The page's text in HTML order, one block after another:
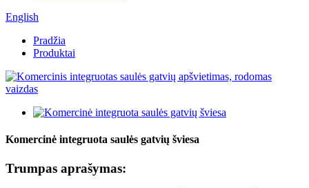
English
Pradžia
Produktai
Komercinė integruota saulės gatvių šviesa
Trumpas aprašymas: